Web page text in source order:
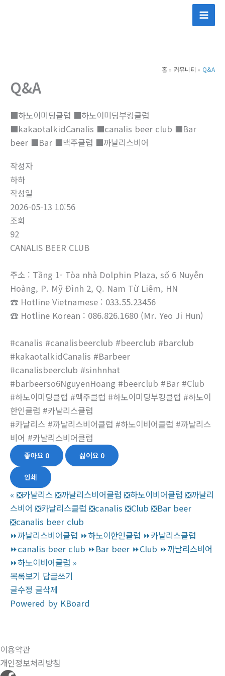
홈 커뮤니티 Q&A
Q&A
■하노이미딩클럽 ■하노이미딩부킹클럽
■kakaotalkidCanalis ■canalis beer club ■Bar
beer ■Bar ■맥주클럽 ■까날리스비어
작성자
하하
작성일
2026-05-13 10:56
조회
92
CANALIS BEER CLUB
주소 : Tầng 1- Tòa nhà Dolphin Plaza, số 6 Nuyễn
Hoàng, P. Mỹ Đình 2, Q. Nam Từ Liêm, HN
☎ Hotline Vietnamese : 033.55.23456
☎ Hotline Korean : 086.826.1680 (Mr. Yeo Ji Hun)
#canalis #canalisbeerclub #beerclub #barclub
#kakaotalkidCanalis #Barbeer
#canalisbeerclub #sinhnhat
#barbeerso6NguyenHoang #beerclub #Bar #Club
#하노이미딩클럽 #맥주클럽 #하노이미딩부킹클럽 #하노이
한인클럽 #카날리스클럽
#카날리스 #까날리스비어클럽 #하노이비어클럽 #까날리스
비어 #카날리스비어클럽
좋아요 0 싫어요 0
인쇄
« ❎카날리스 ❎까날리스비어클럽 ❎하노이비어클럽 ❎까날리
스비어 ❎카날리스클럽 ❎canalis ❎Club ❎Bar beer
❎canalis beer club
⏩까날리스비어클럽 ⏩하노이한인클럽 ⏩‍‍카날리스클럽
⏩‍canalis beer club ⏩Bar beer ⏩‍‍Club ‍‍⏩까날리스비어
‍‍⏩하노이비어클럽 »
목록보기 답글쓰기
글수정 글삭제
Powered by KBoard
이용약관
개인정보처리방침